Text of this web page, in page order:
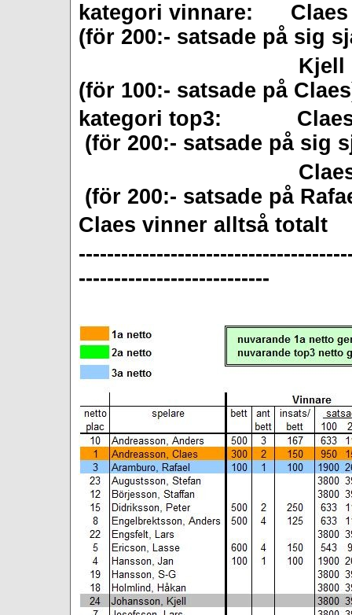
kategori vinnare: Claes
(för 200:- satsade på sig
Kjell kammar
(för 100:- satsade på
kategori top3: Claes
(för 200:- satsade på sig
Claes kammar
(för 200:- satsade på
Claes vinner alltså
---------------------------